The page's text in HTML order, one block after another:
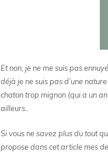
Et non, je ne me suis pas
déjà je ne suis pas d’une
chaton trop mignon (qui a un
ailleurs..
Si vous ne savez plus du tout
propose dans cet article mes